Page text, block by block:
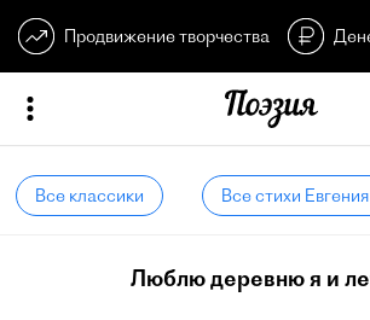
Продвижение творчества
Все классики Все стихи
Люблю деревню я и